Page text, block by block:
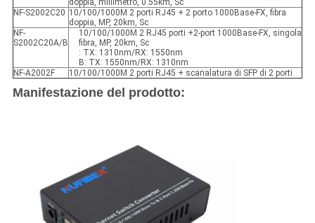
doppia, millimetro, 0.55km, Sc
NF-S2002C20 10/100/1000M 2 porti RJ45 + 2 porto 1000Base-FX, fibra
doppia, MP, 20km, Sc
NF-
S2002C20A/B
10/100/1000M 2 RJ45 porti +2-port 1000Base-FX, singola
fibra, MP, 20km, Sc
: TX: 1310nm/RX: 1550nm
B: TX: 1550nm/RX: 1310nm
NF-A2002F
10/100/1000M 2 porti RJ45 + scanalatura di SFP di 2 porti
Manifestazione del prodotto: